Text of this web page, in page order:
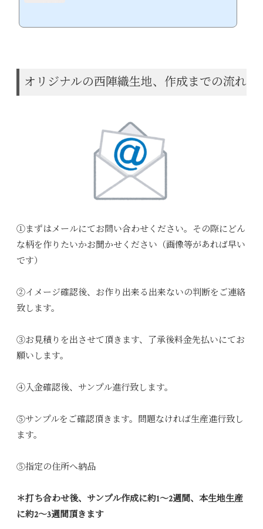
オリジナルの西陣織生地、作成までの流れ
①まずはメールにてお問い合わせください。その際にどん
な柄を作りたいかお聞かせください（画像等があれば早い
です）
②イメージ確認後、お作り出来る出来ないの判断をご連絡
致します。
③お見積りを出させて頂きます、了承後料金先払いにてお
願いします。
④入金確認後、サンプル進行致します。
⑤サンプルをご確認頂きます。問題なければ生産進行致し
ます。
⑤指定の住所へ納品
＊打ち合わせ後、サンプル作成に約1～2週間、本生地生産
に約2～3週間頂きます